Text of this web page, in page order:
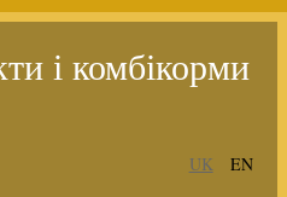
і комбікорми
UK EN